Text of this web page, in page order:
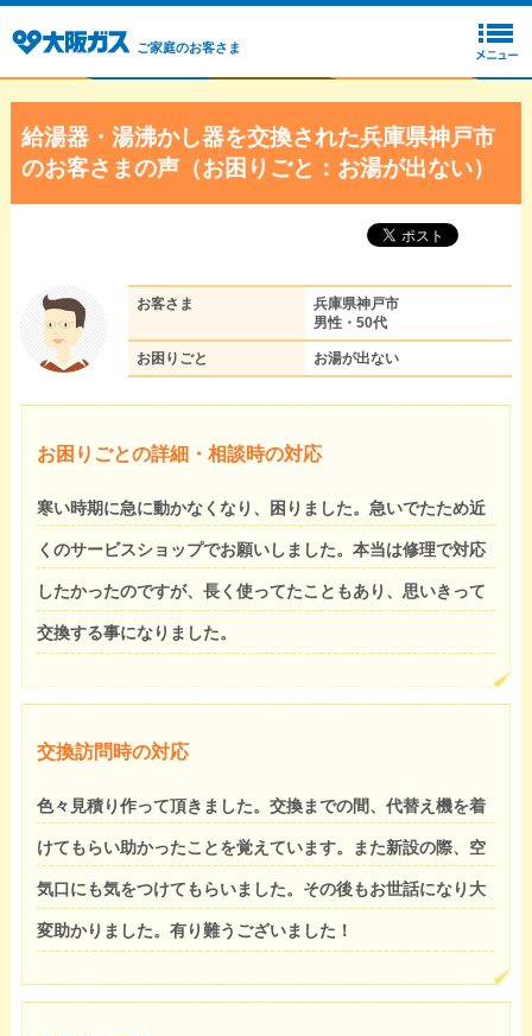
ご家庭のお客さま
給湯器・湯沸かし器を交換された兵庫県神戸市
のお客さまの声（お困りごと：お湯が出ない）
お客さま
兵庫県神戸市
男性・50代
お困りごと お湯が出ない
お困りごとの詳細・相談時の対応
寒い時期に急に動かなくなり、困りました。急いでたため近
くのサービスショップでお願いしました。本当は修理で対応
したかったのですが、長く使ってたこともあり、思いきって
交換する事になりました。
交換訪問時の対応
色々見積り作って頂きました。交換までの間、代替え機を着
けてもらい助かったことを覚えています。また新設の際、空
気口にも気をつけてもらいました。その後もお世話になり大
変助かりました。有り難うございました！